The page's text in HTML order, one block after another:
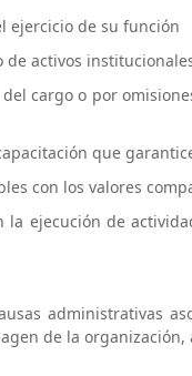
ejercicio de su función
de activos
cargo o por
que
con los valores
la ejecución de
administrativas
de la